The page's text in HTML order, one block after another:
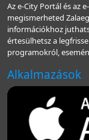
Az e-City Portál és az
megismerheted
információkhoz
értesülhetsz a
programokról,
Alkalmazások